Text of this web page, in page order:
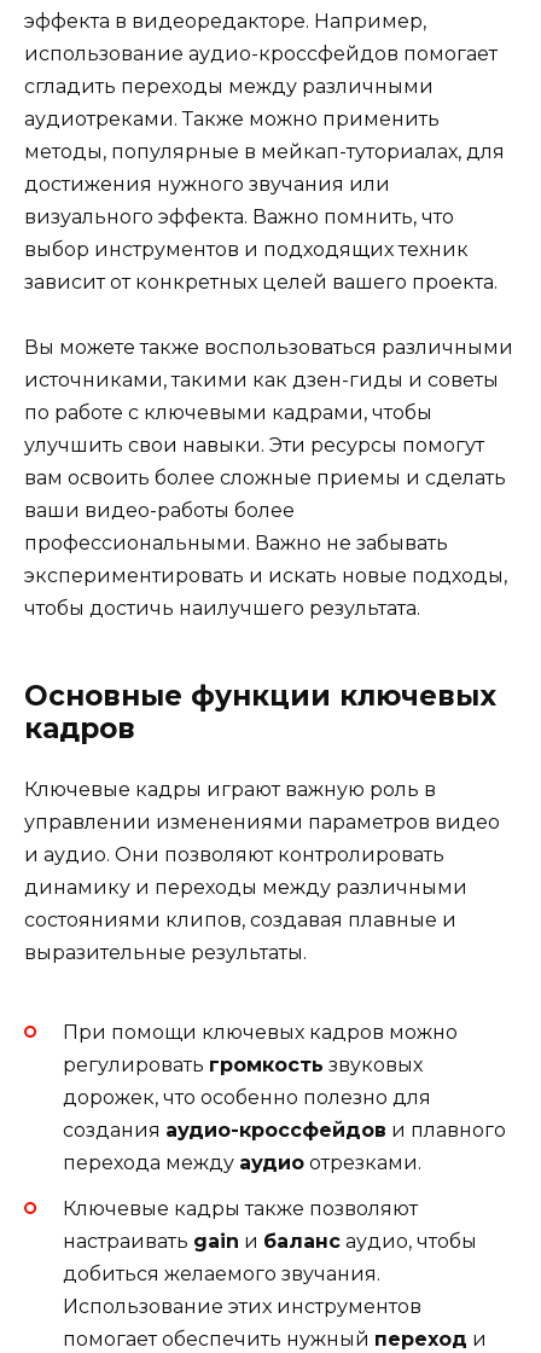
эффекта в видеоредакторе. Например,
использование аудио-кроссфейдов помогает
сгладить переходы между различными
аудиотреками. Также можно применить
методы, популярные в мейкап-туториалах, для
достижения нужного звучания или
визуального эффекта. Важно помнить, что
выбор инструментов и подходящих техник
зависит от конкретных целей вашего проекта.
Вы можете также воспользоваться различными
источниками, такими как дзен-гиды и советы
по работе с ключевыми кадрами, чтобы
улучшить свои навыки. Эти ресурсы помогут
вам освоить более сложные приемы и сделать
ваши видео-работы более
профессиональными. Важно не забывать
экспериментировать и искать новые подходы,
чтобы достичь наилучшего результата.
Основные функции ключевых
кадров
Ключевые кадры играют важную роль в
управлении изменениями параметров видео
и аудио. Они позволяют контролировать
динамику и переходы между различными
состояниями клипов, создавая плавные и
выразительные результаты.
При помощи ключевых кадров можно
регулировать громкость звуковых
дорожек, что особенно полезно для
создания аудио-кроссфейдов и плавного
перехода между аудио отрезками.
Ключевые кадры также позволяют
настраивать gain и баланс аудио, чтобы
добиться желаемого звучания.
Использование этих инструментов
помогает обеспечить нужный переход и